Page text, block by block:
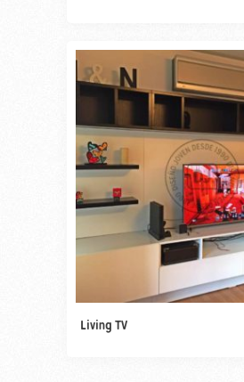
Living TV